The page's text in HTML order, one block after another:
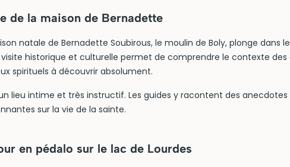
de la maison de Bernadette
natale de Bernadette Soubirous, le moulin de Boly, plonge dans
historique et culturelle permet de comprendre le contexte
spirituels à découvrir absolument.
lieu intime et très instructif. Les guides y racontent des
sur la vie de la sainte.
en pédalo sur le lac de Lourdes